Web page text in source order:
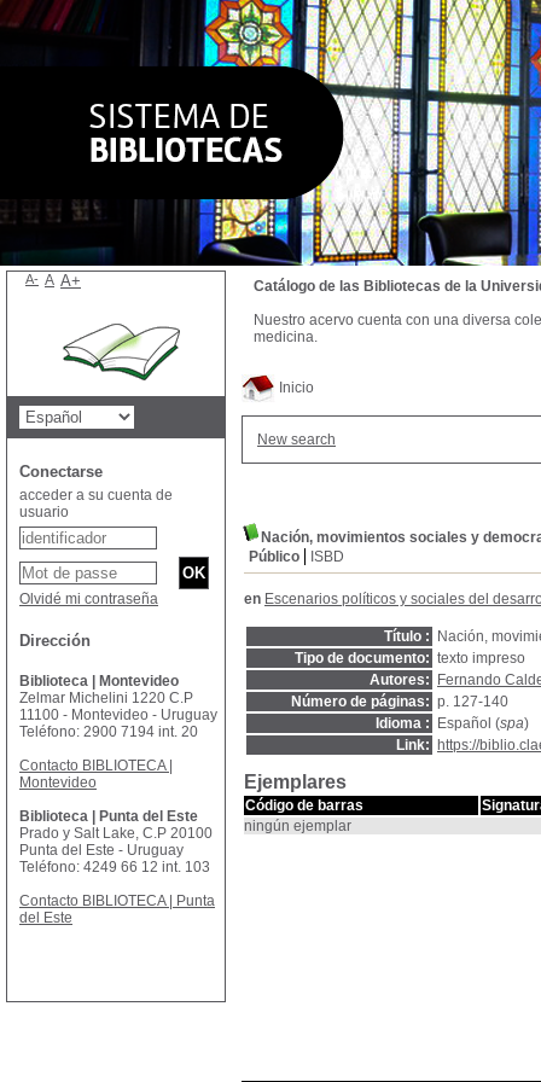
Inicio
New search
Nación, movimientos sociales y
Público
ISBD
en Escenarios políticos y sociales del
Título :
Nación,
Tipo de documento: texto impreso
Autores:
Fernando
Número de páginas: p. 127-140
Idioma :
Español (spa)
Link:
https://
Ejemplares
Código de barras
ningún ejemplar
Catálogo de las Bibliotecas de la
Nuestro acervo cuenta con una diversa
medicina.
A- A A+
Conectarse
acceder a su cuenta de
usuario
Olvidé mi contraseña
Dirección
Biblioteca | Montevideo
Zelmar Michelini 1220 C.P
11100 - Montevideo - Uruguay
Teléfono: 2900 7194 int. 20
Contacto BIBLIOTECA |
Montevideo
Biblioteca | Punta del Este
Prado y Salt Lake, C.P 20100
Punta del Este - Uruguay
Teléfono: 4249 66 12 int. 103
Contacto BIBLIOTECA | Punta
del Este